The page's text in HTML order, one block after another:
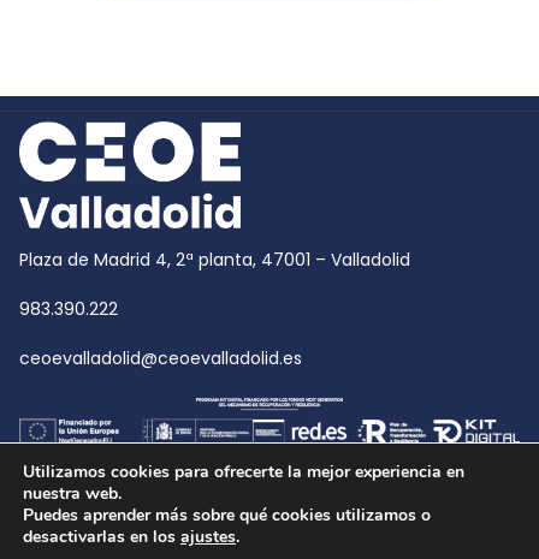
Plaza de Madrid 4, 2ª planta, 47001 – Valladolid
983.390.222
ceoevalladolid@ceoevalladolid.es
Copyright © 2026CEOE Valladolid
Utilizamos cookies para ofrecerte la mejor experiencia en
nuestra web.
Puedes aprender más sobre qué cookies utilizamos o
desactivarlas en los ajustes.